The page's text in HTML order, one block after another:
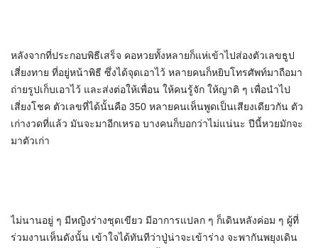
หลังจากที่ประกอบพิธีเสร็จ คอหวยทั้งหลายก็แห่เข้าไปส่องตัวเลขธูป
เสี่ยงทาย ที่อยู่หน้าพิธี ซึ่งได้จุดเอาไว้ หลายคนก็หยิบโทรศัพท์มาถือมา
ถ่ายรูปเก็บเอาไว้ และส่งต่อให้เพื่อน ให้คนรู้จัก ให้ญาติ ๆ เพื่อนำไป
เสี่ยงโชค ตัวเลขที่ได้นั้นคือ 350 หลายคนเห็นพูดเป็นเสียงเดียวกัน ตัว
เก่างวดที่แล้ว มันจะมาอีกเหรอ บางคนก็บอกว่าไม่แน่นะ ปีนี้หวยมักจะ
มาตัวเก่า
ไม่นานอยู่ ๆ มีหญิงร่างชุดเขียว มีอาการแปลก ๆ ก็เดินหลังค่อม ๆ ผู้ที่
ร่วมงานเห็นดังนั้น เข้าใจได้ทันทีว่าปู่น่าจะเข้าร่าง จะพากันพยุงเดิน